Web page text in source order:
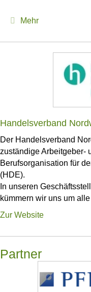
Expand
Mehr
Handelsverband
Der Handelsverband
zuständige Arbeitgeber-
Berufsorganisation für
(HDE).
In unseren
kümmern wir uns um
Zur Website
Partner